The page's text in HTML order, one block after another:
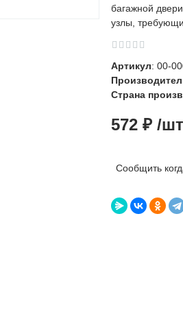
багажной
узлы,
Артикул: 00-
Страна
572 ₽ /
Сообщить